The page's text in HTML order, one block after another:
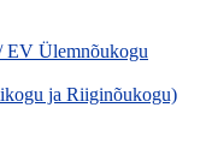
EV Ülemnõukogu
ja Riiginõukogu)